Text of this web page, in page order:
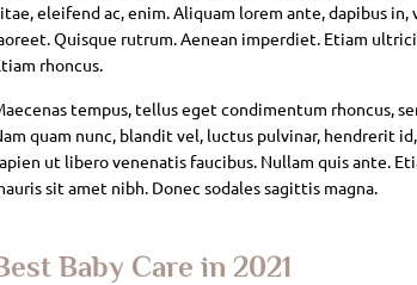
eleifend ac, enim. Aliquam lorem ante, dapibus
Quisque rutrum. Aenean imperdiet. Etiam
rhoncus.
tempus, tellus eget condimentum rhoncus,
quam nunc, blandit vel, luctus pulvinar, hendrerit
ut libero venenatis faucibus. Nullam quis ante.
sit amet nibh. Donec sodales sagittis magna.
Baby Care in 2021